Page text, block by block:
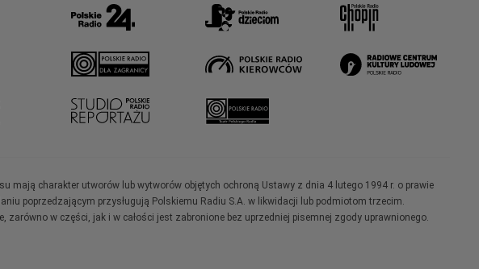
charakter utworów lub wytworów objętych ochroną Ustawy z dnia 4 lutego 1994 r. o prawie
poprzedzającym przysługują Polskiemu Radiu S.A. w likwidacji lub podmiotom trzecim.
w części, jak i w całości jest zabronione bez uprzedniej pisemnej zgody uprawnionego.